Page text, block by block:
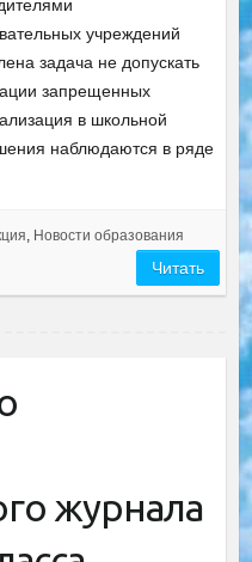
учреждений
​​задача не допускать
запрещенных
в школьной
наблюдаются в ряде
, Новости образования
Читать
журнала